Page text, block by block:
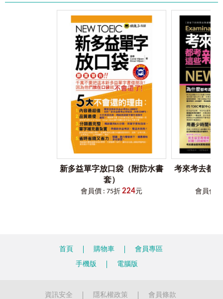
後來雖然有了利用QR Code掃描下載檔案至手機來聽取
音檔的方式，但手機不僅必須要一直處在上網的狀
態，且從掃描到聽取音檔的時間往往要花個5秒以上，
很令人氣結。
因此，我們為了同時解決讀者以上三種困擾，特別領
先全球開發了「VRP虛擬點讀筆」，並獲得專利，希望
這個輔助學習的工具，能讓讀者不僅不用再額外花
錢，且使用率和相容性也是史上最高。
「VRP虛擬點讀筆」就是這麼方便！
讀者只要透過書中的QR Code連結，就能立即下載
「Youtor App」（內含VRP虛擬點讀筆）App。（僅限
iPhone和Android二種系統手機）
下載完成後，可至App目錄中搜尋需要的音檔或直接掃
描內頁QR Code，將音檔一次從雲端下載至手機使用。
當音檔已完成下載後，讀者只要拿出手機並開啟
「Youtor App」（內含VRP虛擬點讀筆），就能隨時掃
描書中頁面的QR Code立即讀取音檔（平均1秒內）且
不需要開啟上網功能。
「VRP虛擬點讀筆」就像是點讀筆一樣好用，還可以調
整播放速度（0.8-1.2倍速），加強聽力練習。
刪除音檔，下次需要使用時再下載。購買本公司書籍
的讀者等於有一個雲端的CD櫃可隨時使用。
詳細使用及操作方法請見書中使用說明。
和「Youtor App」（內含VRP虛擬點讀筆）不相容導致無法安
this book we thought it best to use examples from multiple fields
in the business arena. You will read about salesclerks, managers,
CEOs and even plumbers. You will get an idea of how a small
business owner might act and talk, and even how the president of
a multinational company or a country’s leader, might voice his
This book can be used as a teaching aid by the teacher who
quickly needs a new perspective or example. It can be a guide to
the student who desperately needs an answer, or the one who is
simply looking for trivial information. It should be used by all
TOEIC students as a reference during their studies. Don’t try to
read the book from cover to cover. It will be of little use, as our
cognitive processes need previous references to make learning
possible. If you don’t have such a reference, either from a
question that you want to answer or a sentence you heard, you
won’t learn much. Many of the words we use in the examples
come from the book itself. Follow up on the words you don’t
know to give yourself a richer and more rewarding experience. It
concentrated into a specific period of time (as with a test such as
the TOEIC) some facts are sure to be forgotten or overlooked. So,
be patient with yourself. It is our hope that, after you pass the test
one of your favorite reference guides as you become a success in
新多益單字放口袋（附防水書
套）
會員價 : 75折 224元
考來考去都
會員價 :
首頁 購物車
會員專區
手機版
電腦版
資訊安全 隱私權政策 會員條款